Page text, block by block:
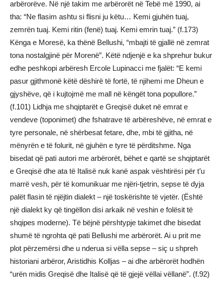
arbërorëve. Në një takim me arbërorët në Tebë më 1990, ai
tha: “Ne flasim ashtu si flisni ju këtu… Kemi gjuhën tuaj,
zemrën tuaj. Kemi ritin (fenë) tuaj. Kemi emrin tuaj.” (f.173)
Kënga e Moresë, ka thënë Bellushi, “mbajti të gjallë në zemrat
tona nostalgjinë për Morenë”. Këtë ndjenjë e ka shprehur bukur
edhe peshkopi arbëresh Ercole Lupinacci me fjalët: “E kemi
pasur gjithmonë këtë dëshirë të fortë, të njihemi me Dheun e
gjyshëve, që i kujtojmë me mall në këngët tona popullore.”
(f.101) Lidhja me shqiptarët e Greqisë duket në emrat e
vendeve (toponimet) dhe fshatrave të arbëreshëve, në emrat e
tyre personale, në shërbesat fetare, dhe, mbi të gjitha, në
mënyrën e të folurit, në gjuhën e tyre të përditshme. Nga
bisedat që pati autori me arbërorët, bëhet e qartë se shqiptarët
e Greqisë dhe ata të Italisë nuk kanë aspak vështirësi për t’u
marrë vesh, për të komunikuar me njëri-tjetrin, sepse të dyja
palët flasin të njëjtin dialekt – një toskërishte të vjetër. (Është
një dialekt ky që tingëllon disi arkaik në veshin e folësit të
shqipes moderne). Të bëjnë përshtypje takimet dhe bisedat
shumë të ngrohta që pati Bellushi me arbërorët. Ai u prit me
plot përzemërsi dhe u nderua si vëlla sepse – siç u shpreh
historiani arbëror, Aristidhis Kolljas – ai dhe arbërorët hodhën
“urën midis Greqisë dhe Italisë që të gjejë vëllai vëllanë”. (f.92)